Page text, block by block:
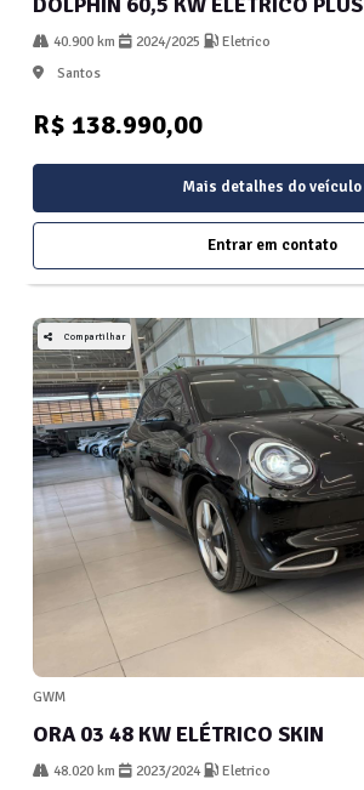
40.900 km 2024/2025
Eletrico
Santos
R$ 138.990,00
Mais detalhes do veículo
Entrar em contato
Compartilhar
GWM
ORA 03 48 KW ELÉTRICO SKIN
48.020 km 2023/2024
Eletrico